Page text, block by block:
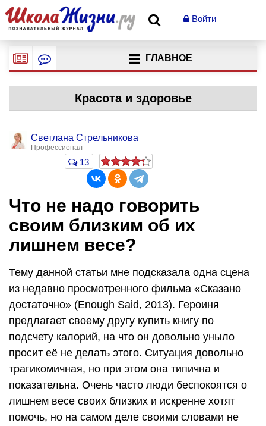
Войти
ГЛАВНОЕ
Красота и здоровье
Светлана Стрельникова
Профессионал
13
Что не надо говорить
своим близким об их
лишнем весе?
Тему данной статьи мне подсказала одна сцена
из недавно просмотренного фильма «Сказано
достаточно» (Enough Said, 2013). Героиня
предлагает своему другу купить книгу по
подсчету калорий, на что он довольно уныло
просит её не делать этого. Ситуация довольно
трагикомичная, но при этом она типична и
показательна. Очень часто люди беспокоятся о
лишнем весе своих близких и искренне хотят
помочь, но на самом деле своими словами не